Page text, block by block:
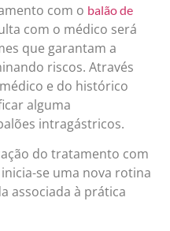
com o balão de
com o médico será
que garantam a
riscos. Através
e do histórico
alguma
intragástricos.
do tratamento com
se uma nova rotina
associada à prática